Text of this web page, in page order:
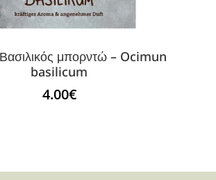
μπορντώ – Ocimun
basilicum
4.00€